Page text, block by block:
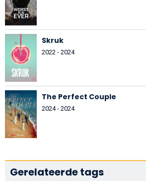
Skruk
2022 - 2024
The Perfect Couple
2024 - 2024
Gerelateerde tags